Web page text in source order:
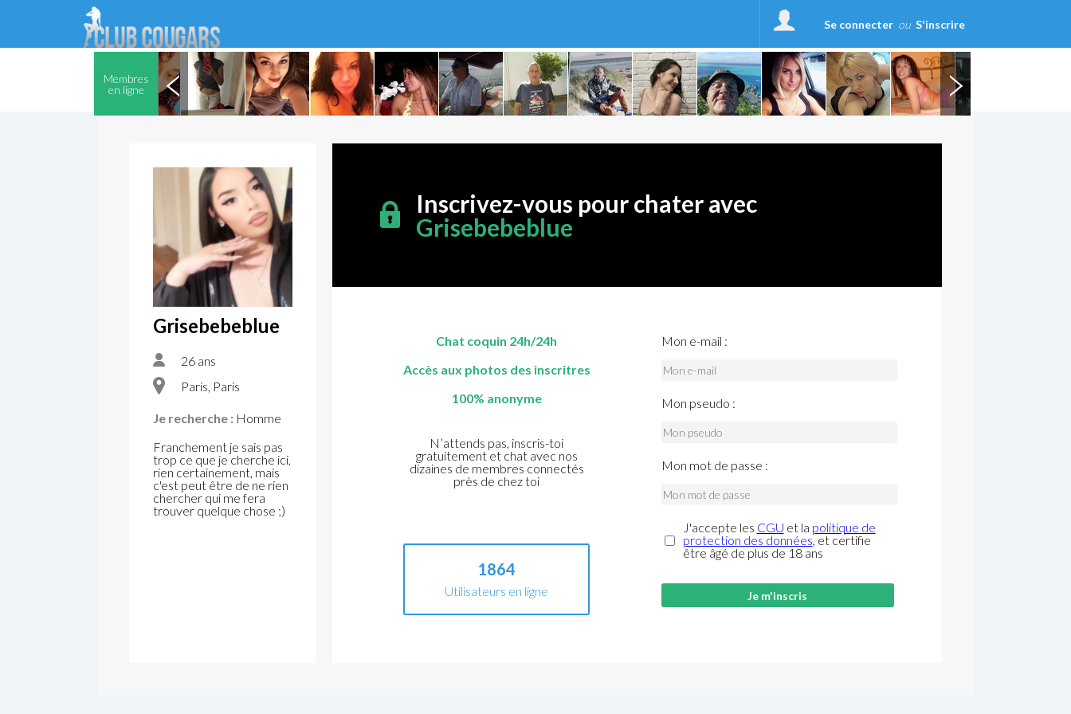
Se connecter ou S'inscrire
Membres
en ligne
Grisebebeblue
26 ans
Paris, Paris
Je recherche : Homme
Franchement je sais pas
trop ce que je cherche ici,
rien certainement, mais
c'est peut être de ne rien
chercher qui me fera
trouver quelque chose ;)
Inscrivez-vous pour chater avec
Grisebebeblue
Chat coquin 24h/24h
Accès aux photos des inscritres
100% anonyme
N’attends pas, inscris-toi
gratuitement et chat avec nos
dizaines de membres connectés
près de chez toi
1864
Utilisateurs en ligne
Mon e-mail :
Mon pseudo :
Mon mot de passe :
J'accepte les CGU et la politique de
protection des données, et certifie
être âgé de plus de 18 ans